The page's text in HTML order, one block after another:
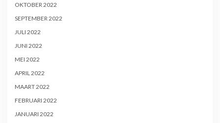
OKTOBER 2022
SEPTEMBER 2022
JULI 2022
JUNI 2022
MEI 2022
APRIL 2022
MAART 2022
FEBRUARI 2022
JANUARI 2022